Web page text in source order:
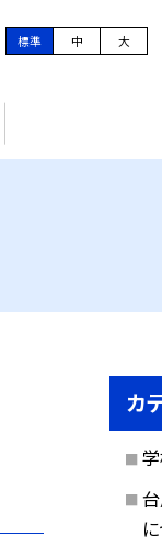
標準 中 大
カ